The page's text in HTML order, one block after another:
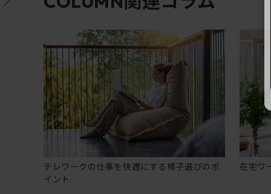
テレワークの仕事を快適にする椅子選びのポ
イント
在宅ワ